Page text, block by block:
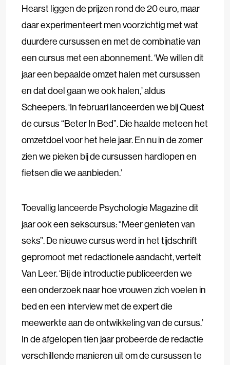
Hearst liggen de prijzen rond de 20 euro, maar
daar experimenteert men voorzichtig met wat
duurdere cursussen en met de combinatie van
een cursus met een abonnement. ‘We willen dit
jaar een bepaalde omzet halen met cursussen
en dat doel gaan we ook halen,’ aldus
Scheepers. ‘In februari lanceerden we bij Quest
de cursus “Beter In Bed”. Die haalde meteen het
omzetdoel voor het hele jaar. En nu in de zomer
zien we pieken bij de cursussen hardlopen en
fietsen die we aanbieden.’
Toevallig lanceerde Psychologie Magazine dit
jaar ook een sekscursus: “Meer genieten van
seks”. De nieuwe cursus werd in het tijdschrift
gepromoot met redactionele aandacht, vertelt
Van Leer. ‘Bij de introductie publiceerden we
een onderzoek naar hoe vrouwen zich voelen in
bed en een interview met de expert die
meewerkte aan de ontwikkeling van de cursus.’
In de afgelopen tien jaar probeerde de redactie
verschillende manieren uit om de cursussen te